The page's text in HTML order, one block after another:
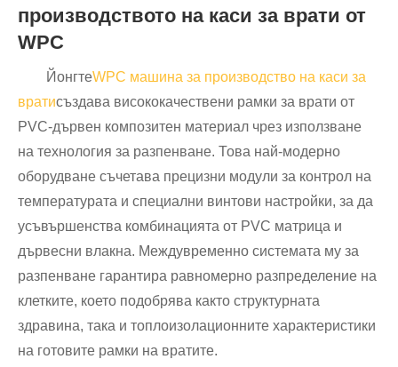
производството на каси за врати от
WPC
ЙонгтеWPC машина за производство на каси за
вратисъздава висококачествени рамки за врати от
PVC-дървен композитен материал чрез използване
на технология за разпенване. Това най-модерно
оборудване съчетава прецизни модули за контрол на
температурата и специални винтови настройки, за да
усъвършенства комбинацията от PVC матрица и
дървесни влакна. Междувременно системата му за
разпенване гарантира равномерно разпределение на
клетките, което подобрява както структурната
здравина, така и топлоизолационните характеристики
на готовите рамки на вратите.